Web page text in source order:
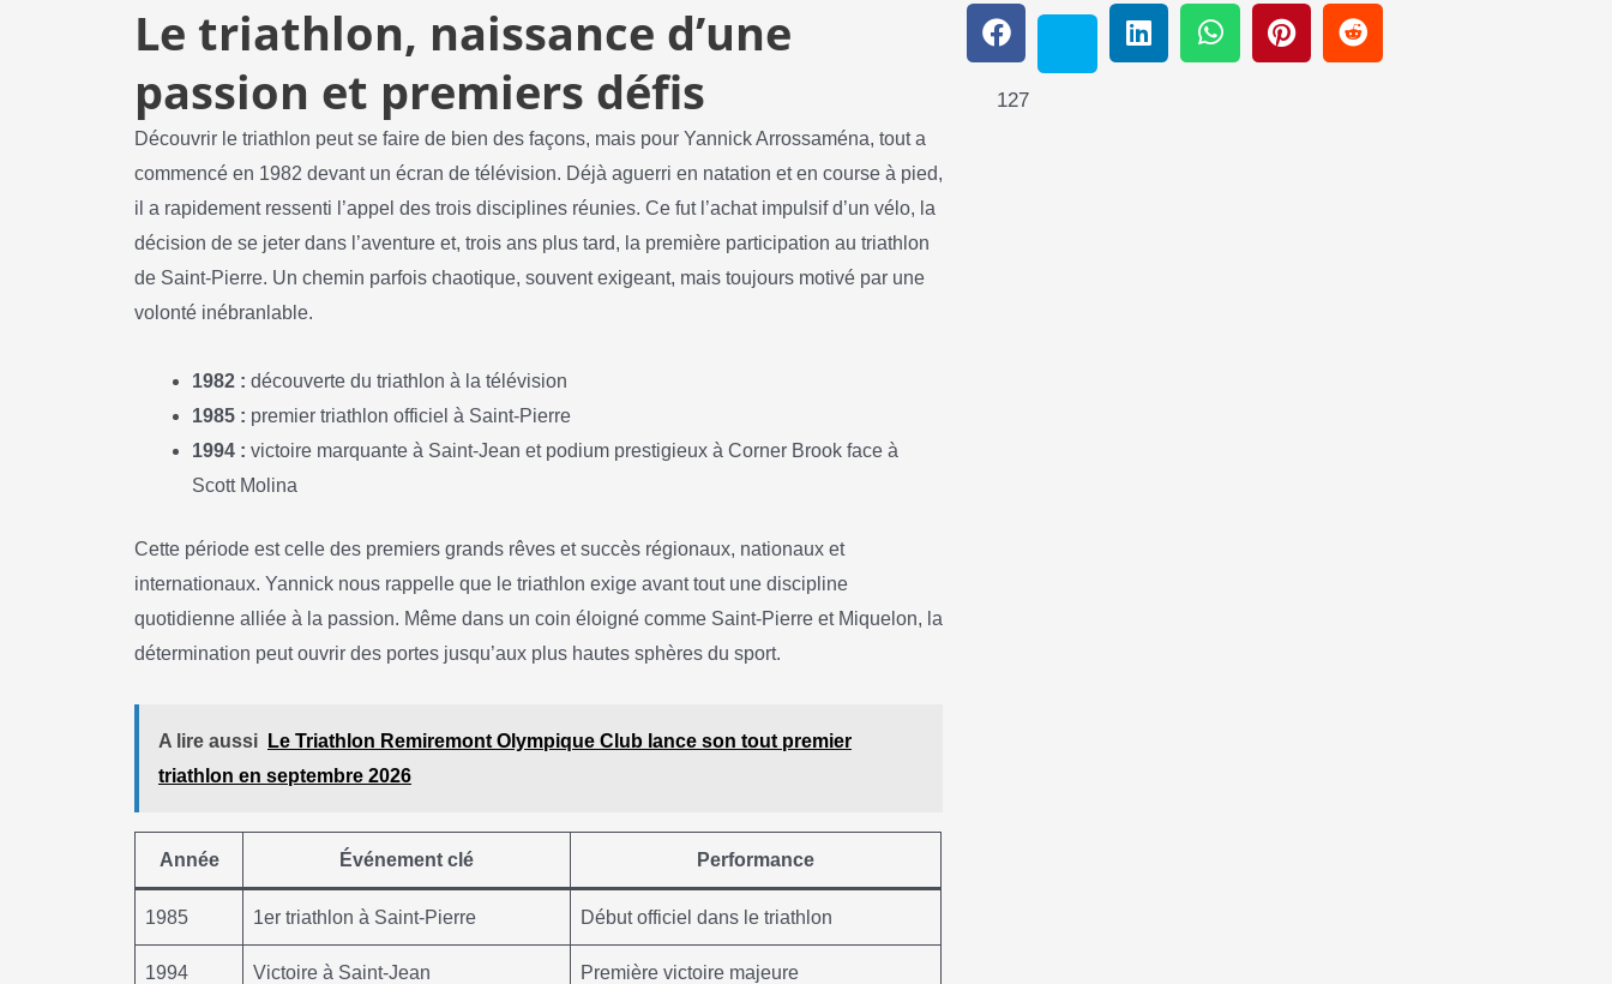
Le triathlon, naissance d’une
passion et premiers défis
Découvrir le triathlon peut se faire de bien des façons, mais pour Yannick Arrossaména, tout a
commencé en 1982 devant un écran de télévision. Déjà aguerri en natation et en course à pied,
il a rapidement ressenti l’appel des trois disciplines réunies. Ce fut l’achat impulsif d’un vélo, la
décision de se jeter dans l’aventure et, trois ans plus tard, la première participation au triathlon
de Saint-Pierre. Un chemin parfois chaotique, souvent exigeant, mais toujours motivé par une
volonté inébranlable.
1982 : découverte du triathlon à la télévision
1985 : premier triathlon officiel à Saint-Pierre
1994 : victoire marquante à Saint-Jean et podium prestigieux à Corner Brook face à
Scott Molina
Cette période est celle des premiers grands rêves et succès régionaux, nationaux et
internationaux. Yannick nous rappelle que le triathlon exige avant tout une discipline
quotidienne alliée à la passion. Même dans un coin éloigné comme Saint-Pierre et Miquelon, la
détermination peut ouvrir des portes jusqu’aux plus hautes sphères du sport.
A lire aussi
Le Triathlon Remiremont Olympique Club lance son tout premier
triathlon en septembre 2026
Année Événement clé Performance
1985 1er triathlon à Saint-Pierre Début officiel dans le triathlon
1994 Victoire à Saint-Jean Première victoire majeure
127